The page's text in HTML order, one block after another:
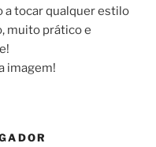
a tocar qualquer estilo
muito prático e
imagem!